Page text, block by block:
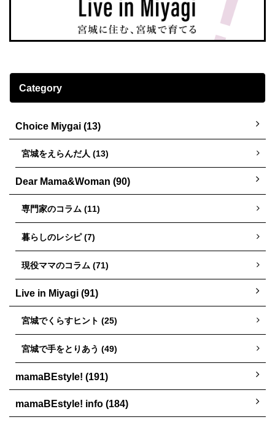
Category
Choice Miygai (13)
宮城をえらんだ人 (13)
Dear Mama&Woman (90)
専門家のコラム (11)
暮らしのレシピ (7)
現役ママのコラム (71)
Live in Miyagi (91)
宮城でくらすヒント (25)
宮城で手をとりあう (49)
mamaBEstyle! (191)
mamaBEstyle! info (184)